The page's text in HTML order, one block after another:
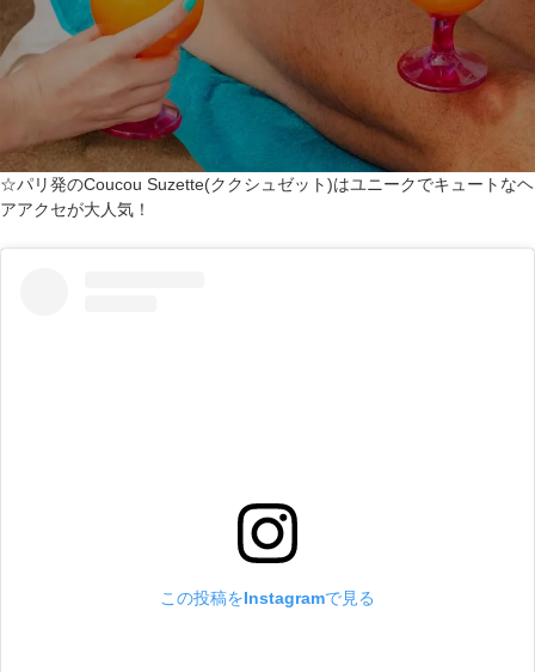
☆パリ発のCoucou Suzette(ククシュゼット)はユニークでキュートなヘ
アアクセが大人気！
この投稿をInstagramで見る